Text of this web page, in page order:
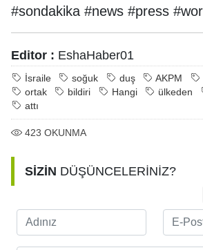
#sondakika #news #press
Editor : EshaHaber01
İsraile soğuk duş AKPM
ortak
bildiri Hangi ülkeden
attı
423 OKUNMA
SİZİN DÜŞÜNCELERİNİZ?